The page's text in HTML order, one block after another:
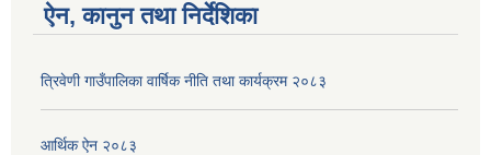
ऐन, कानुन तथा निर्देशिका
त्रिवेणी गाउँपालिका वार्षिक नीति तथा कार्यक्रम २०८३
आर्थिक ऐन २०८३